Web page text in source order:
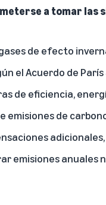
a tomar las
de efecto
el Acuerdo de París
de eficiencia,
emisiones de
emisiones anuales